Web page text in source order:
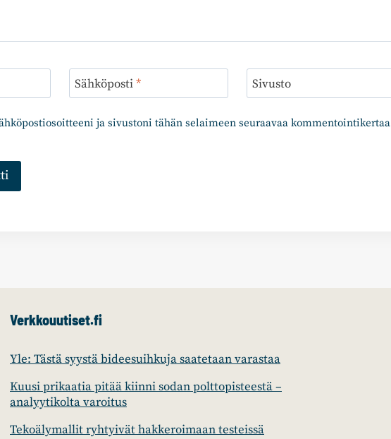
Sähköposti* Sivusto
ja sivustoni tähän selaimeen seuraavaa kommentointikertaa
Verkkouutiset.fi
Yle: Tästä syystä bideesuihkuja saatetaan varastaa
Kuusi prikaatia pitää kiinni sodan polttopisteestä –
analyytikolta varoitus
Tekoälymallit ryhtyivät hakkeroimaan testeissä